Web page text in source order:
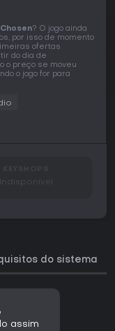
? O jogo ainda
por isso de momento
ofertas
do dia de
o preço se moveu
o jogo for para
Indisponível
do sistema
assim